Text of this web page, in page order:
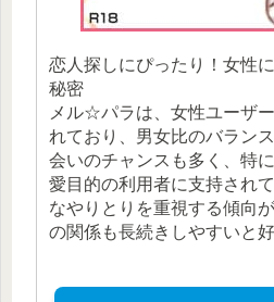
恋人探しにぴったり！女性
秘密
メル☆パラは、女性ユーザ
れており、男女比のバラン
会いのチャンスも多く、特
愛目的の利用者に支持され
なやりとりを重視する傾向
の関係も長続きしやすいと好